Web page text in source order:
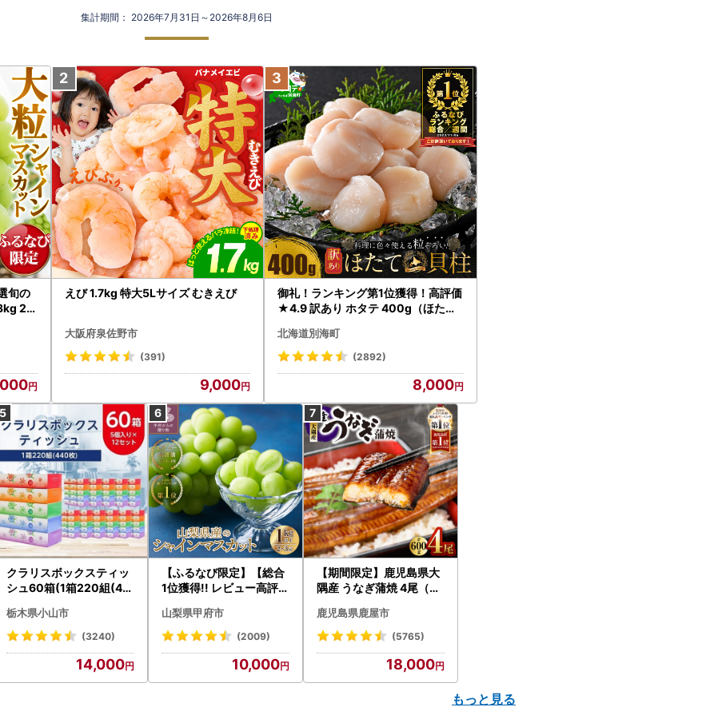
集計期間： 2026年7月31日～2026年8月6日
旬の
2
ス
えび 1.7kg 特大5Lサイズ むきえび
大阪府泉佐野市
(391)
9,000
御礼！ランキング第1位獲得！高評価
★4.9 訳あり ホタテ 400g（ほたて
北海道別海町
(2892)
8,000
クラリスボックスティッ
シュ60箱(1箱220組(44
ト)【配送不可地域：離島
・沖縄県】【1256759】
栃木県小山市
(3240)
14,000
【ふるなび限定】【総合
1位獲得!! レビュー高評価
〉山梨県産 シャインマス
カット 2～3房（1.0kg以
N-Limited-SP
山梨県甲府市
(2009)
10,000
【期間限定】鹿児島県大
隅産 うなぎ蒲焼 4尾（60
cp18 うなぎ 鰻 魚 惣菜 総
菜
鹿児島県鹿屋市
(5765)
18,000
もっと見る